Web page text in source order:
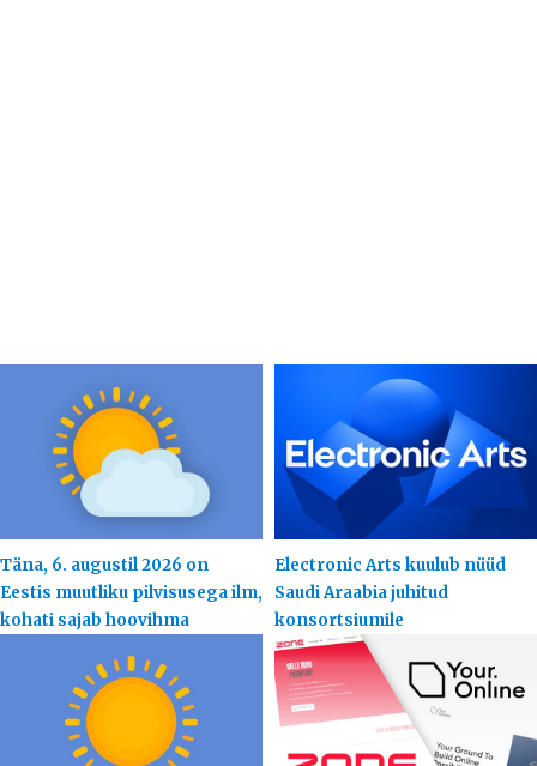
Täna, 6. augustil 2026 on
Eestis muutliku pilvisusega ilm,
kohati sajab hoovihma
Electronic Arts kuulub nüüd
Saudi Araabia juhitud
konsortsiumile